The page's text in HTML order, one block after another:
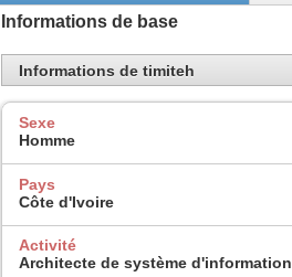
Informations de base
Informations de timiteh
Sexe
Homme
Pays
Côte d'Ivoire
Activité
Architecte de système d'information